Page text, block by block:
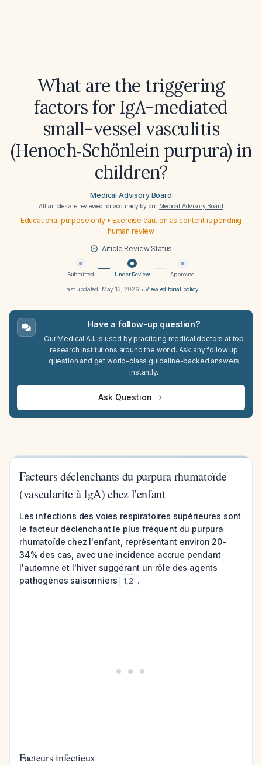
What are the triggering
factors for IgA-mediated
small-vessel vasculitis
(Henoch‑Schönlein purpura) in
children?
Medical Advisory Board
All articles are reviewed for accuracy by our Medical Advisory Board
Educational purpose only • Exercise caution as content is pending
human review
Article Review Status
Submitted Under Review Approved
Last updated: May 13, 2026 •View editorial policy
Have a follow-up question?
Our Medical A.I. is used by practicing medical doctors at top
research institutions around the world. Ask any follow up
question and get world-class guideline-backed answers
instantly.
Ask Question
Facteurs déclenchants du purpura rhumatoïde
(vascularite à IgA) chez l'enfant
Les infections des voies respiratoires supérieures sont
le facteur déclenchant le plus fréquent du purpura
rhumatoïde chez l'enfant, représentant environ 20-
34% des cas, avec une incidence accrue pendant
l'automne et l'hiver suggérant un rôle des agents
pathogènes saisonniers
1,2 .
Facteurs infectieux